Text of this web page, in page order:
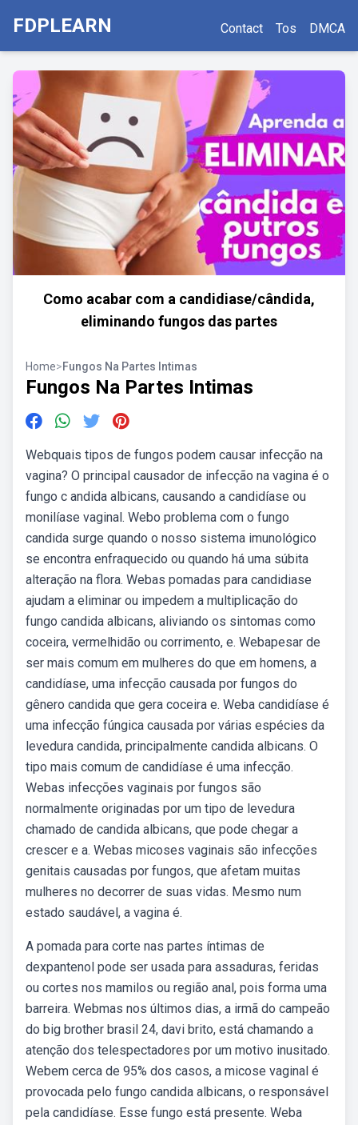
FDPLEARN Contact Tos DMCA
Como acabar com a candidiase/cândida,
eliminando fungos das partes
Home>Fungos Na Partes Intimas
Fungos Na Partes Intimas
Webquais tipos de fungos podem causar infecção na
vagina? O principal causador de infecção na vagina é o
fungo c andida albicans, causando a candidíase ou
monilíase vaginal. Webo problema com o fungo
candida surge quando o nosso sistema imunológico
se encontra enfraquecido ou quando há uma súbita
alteração na flora. Webas pomadas para candidiase
ajudam a eliminar ou impedem a multiplicação do
fungo candida albicans, aliviando os sintomas como
coceira, vermelhidão ou corrimento, e. Webapesar de
ser mais comum em mulheres do que em homens, a
candidíase, uma infecção causada por fungos do
gênero candida que gera coceira e. Weba candidíase é
uma infecção fúngica causada por várias espécies da
levedura candida, principalmente candida albicans. O
tipo mais comum de candidíase é uma infecção.
Webas infecções vaginais por fungos são
normalmente originadas por um tipo de levedura
chamado de candida albicans, que pode chegar a
crescer e a. Webas micoses vaginais são infecções
genitais causadas por fungos, que afetam muitas
mulheres no decorrer de suas vidas. Mesmo num
estado saudável, a vagina é.
A pomada para corte nas partes íntimas de
dexpantenol pode ser usada para assaduras, feridas
ou cortes nos mamilos ou região anal, pois forma uma
barreira. Webmas nos últimos dias, a irmã do campeão
do big brother brasil 24, davi brito, está chamando a
atenção dos telespectadores por um motivo inusitado.
Webem cerca de 95% dos casos, a micose vaginal é
provocada pelo fungo candida albicans, o responsável
pela candidíase. Esse fungo está presente. Weba